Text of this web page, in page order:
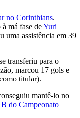
no Corinthians.
má fase deYuri
uma assistência em 39
transferiu para o
marcou 17 gols e
titular).
mantê-lo no
B do Campeonato